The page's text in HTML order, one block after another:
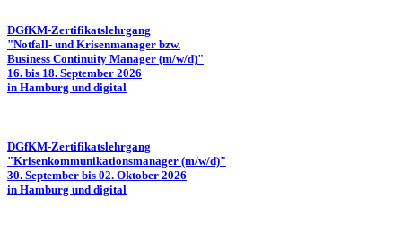
DGfKM-Zertifikatslehrgang
"Notfall- und Krisenmanager bzw.
Business Continuity Manager (m/w/d)"
16. bis 18. September 2026
in Hamburg und digital
DGfKM-Zertifikatslehrgang
"Krisenkommunikationsmanager (m/w/d)"
30. September bis 02. Oktober 2026
in Hamburg und digital